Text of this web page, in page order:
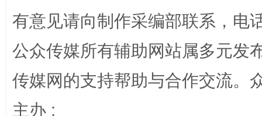
有意见请向制作采编部联系，电
公众传媒所有辅助网站属多元发
传媒网的支持帮助与合作交流。
主办 :